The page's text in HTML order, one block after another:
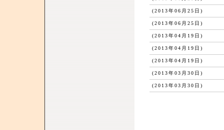
(2013年06月25日)
(2013年06月25日)
(2013年04月19日)
(2013年04月19日)
(2013年04月19日)
(2013年03月30日)
(2013年03月30日)